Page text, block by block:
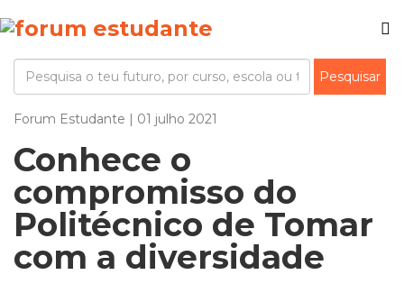
Forum Estudante | 01 julho 2021
Conhece o
compromisso do
Politécnico de Tomar
com a diversidade